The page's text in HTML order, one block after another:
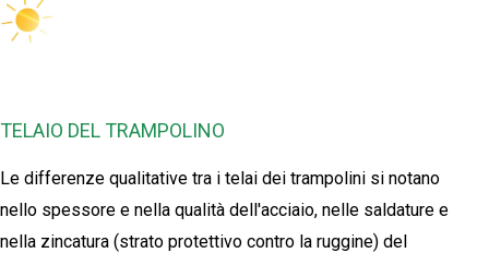
TELAIO DEL TRAMPOLINO
Le differenze qualitative tra i telai dei trampolini si notano
nello spessore e nella qualità dell'acciaio, nelle saldature e
nella zincatura (strato protettivo contro la ruggine) del